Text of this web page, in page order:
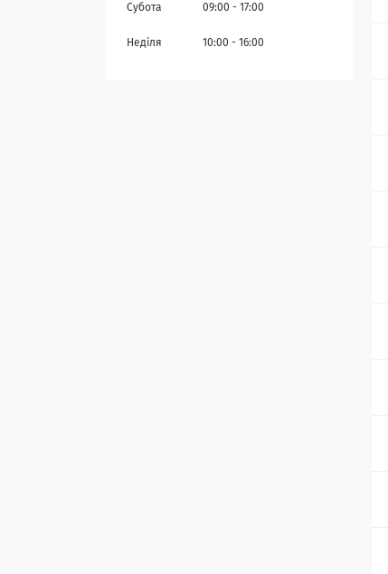
Субота 09:00 17:00
Неділя 10:00 16:00